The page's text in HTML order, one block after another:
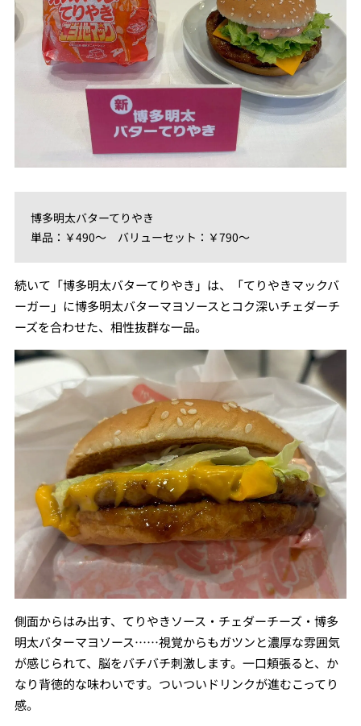
博多明太バターてりやき
単品：￥490～ バリューセット：￥790～
続いて「博多明太バターてりやき」は、「てりやきマックバ
ーガー」に博多明太バターマヨソースとコク深いチェダーチ
ーズを合わせた、相性抜群な一品。
側面からはみ出す、てりやきソース・チェダーチーズ・博多
明太バターマヨソース……視覚からもガツンと濃厚な雰囲気
が感じられて、脳をバチバチ刺激します。一口頬張ると、か
なり背徳的な味わいです。ついついドリンクが進むこってり
感。